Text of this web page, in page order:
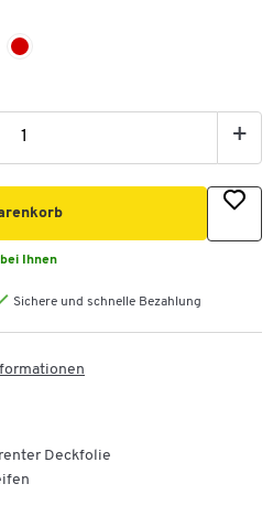
+
Ihnen
Sichere und schnelle Bezahlung
Deckfolie